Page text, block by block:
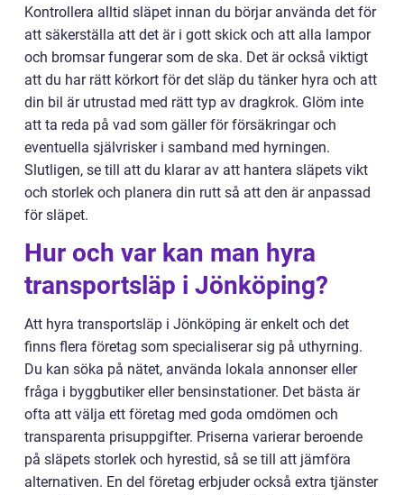
Kontrollera alltid släpet innan du börjar använda det för
att säkerställa att det är i gott skick och att alla lampor
och bromsar fungerar som de ska. Det är också viktigt
att du har rätt körkort för det släp du tänker hyra och att
din bil är utrustad med rätt typ av dragkrok. Glöm inte
att ta reda på vad som gäller för försäkringar och
eventuella självrisker i samband med hyrningen.
Slutligen, se till att du klarar av att hantera släpets vikt
och storlek och planera din rutt så att den är anpassad
för släpet.
Hur och var kan man hyra
transportsläp i Jönköping?
Att hyra transportsläp i Jönköping är enkelt och det
finns flera företag som specialiserar sig på uthyrning.
Du kan söka på nätet, använda lokala annonser eller
fråga i byggbutiker eller bensinstationer. Det bästa är
ofta att välja ett företag med goda omdömen och
transparenta prisuppgifter. Priserna varierar beroende
på släpets storlek och hyrestid, så se till att jämföra
alternativen. En del företag erbjuder också extra tjänster